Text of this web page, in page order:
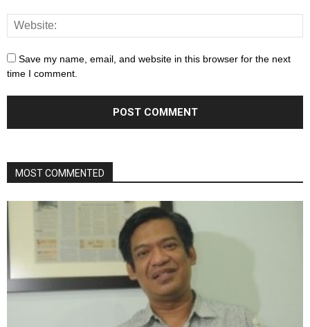
Save my name, email, and website in this browser for the next
time I comment.
MOST COMMENTED